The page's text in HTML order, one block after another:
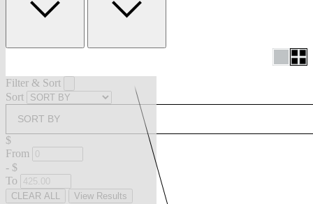
Filter & Sort
Sort
SORT BY
$
From
- $
To
CLEAR ALL View Results